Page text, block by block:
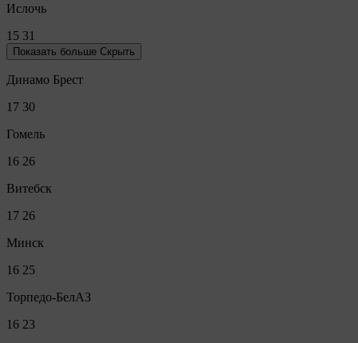
Ислочь
15 31
Показать больше Скрыть
Динамо Брест
17 30
Гомель
16 26
Витебск
17 26
Минск
16 25
Торпедо-БелАЗ
16 23